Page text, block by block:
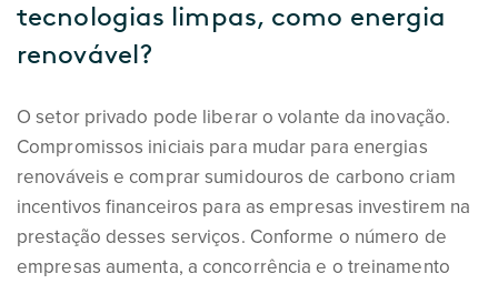
tecnologias limpas, como energia
renovável?
O setor privado pode liberar o volante da inovação.
Compromissos iniciais para mudar para energias
renováveis e comprar sumidouros de carbono criam
incentivos financeiros para as empresas investirem na
prestação desses serviços. Conforme o número de
empresas aumenta, a concorrência e o treinamento